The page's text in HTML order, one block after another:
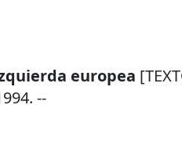
europea
. --